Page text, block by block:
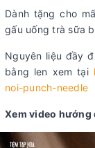
Dành tặng cho
gấu uống trà sữa
Nguyên liệu đầy
bằng len xem tại
noi-punch-needle
Xem video hướng